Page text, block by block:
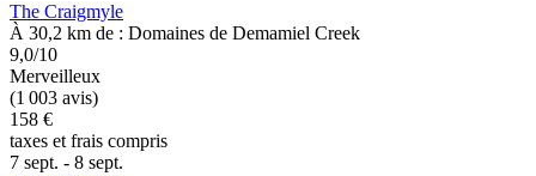
The Craigmyle
À 30,2 km de : Domaines de Demamiel Creek
9,0/10
Merveilleux
(1 003 avis)
158 €
taxes et frais compris
7 sept. - 8 sept.